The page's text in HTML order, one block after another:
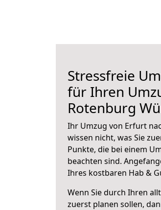
Stressfreie
für Ihren
Rotenburg
Ihr Umzug von Erfurt
wissen nicht, was Sie
Punkte, die bei einem
beachten sind.
Ihres kostbaren Hab &
Wenn Sie durch Ihren
zuerst planen sollen,